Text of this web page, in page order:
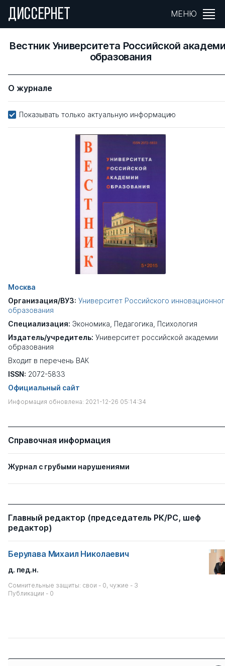
ДИССЕРНЕТ МЕНЮ
Вестник Университета Российской
образования
О журнале
Показывать только актуальную информацию
Москва
Организация/ВУЗ: Университет Российского
образования
Специализация: Экономика Педагогика Психология
Издатель/учредитель: Университет российской академии
образования
Входит в перечень ВАК
ISSN: 2072-5833
Официальный сайт
Информация обновлена: 2021-12-26 05:14:34
Справочная информация
Журнал с грубыми нарушениями
Главный редактор (председатель РК/РС, шеф
редактор)
Берулава Михаил Николаевич
д. пед.н.
Сомнительные защиты: свои - 0, чужие - 3
Публикации - 0